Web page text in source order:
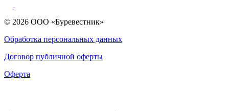
© 2026 ООО «Буревестник»
Обработка персональных данных
Договор публичной оферты
Оферта